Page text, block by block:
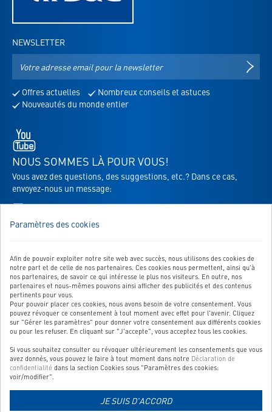
Paramètres des cookies
Afin de pouvoir exploiter notre site web avec succès, nous utilisons des cookies de
notre part et de celle de nos partenaires. Ces cookies nous permettent, ainsi qu'à
nos partenaires, de savoir ce qui intéresse le plus nos visiteurs. En outre, nos
partenaires et nous-mêmes pouvons ainsi afficher des publicités et des contenus
pertinents pour vous.
Pour pouvoir placer ces cookies, nous avons besoin de votre consentement. Vous
pouvez révoquer ce consentement à tout moment avec effet pour l'avenir. Cliquez
sur "Gérer les paramètres" pour donner votre consentement aux différents cookies
ou pour les refuser. En cliquant sur "J'accepte", vous acceptez tous les cookies.
Si vous souhaitez consulter ou révoquer ultérieurement les consentements que vous
avez donnés, vous pouvez le faire à tout moment dans notre Déclaration de
confidentialité dans la section Cookies sous "Paramètres des cookies:
voir/modifier".
JE SUIS D'ACCORD
NEWSLETTER
pour
la
Offres actuelles
Nombreux conseils et astuces
Nouveautés du monde entier
s'ouvre
un
nouvel
onglet
NOUS SOMMES LÀ POUR VOUS!
Vous avez des questions, des suggestions, etc.? Dans ce cas,
envoyez-nous un message:
Vers le formulaire de contact
NOTRE SERVICE
NOS CATÉGORIES TOP
QUALITÉ CONTRÔLÉE
Lien
vers
la
page
Lien